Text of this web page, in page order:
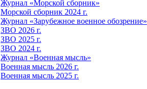
Журнал «Морской сборник»
Морской сборник 2024 г.
Журнал «Зарубежное военное обозрение»
ЗВО 2026 г.
ЗВО 2025 г.
ЗВО 2024 г.
Журнал «Военная мысль»
Военная мысль 2026 г.
Военная мысль 2025 г.